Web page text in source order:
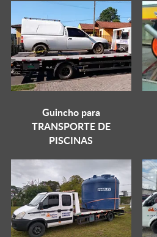
Guincho para
TRANSPORTE DE
PISCINAS